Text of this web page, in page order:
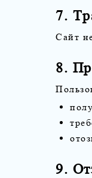
7.
Сайт
8.
9.